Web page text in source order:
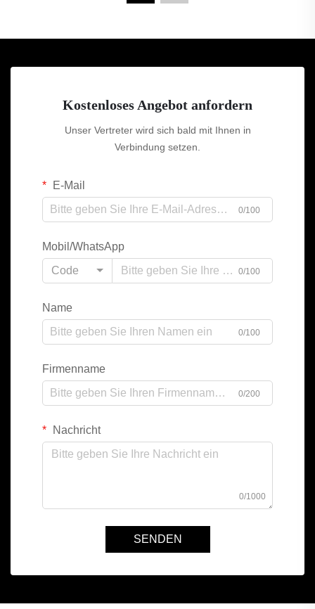
Kostenloses Angebot anfordern
Unser Vertreter wird sich bald mit Ihnen in
Verbindung setzen.
E-Mail
0/100
Mobil/WhatsApp
Code
0/100
Name
0/100
Firmenname
0/200
Nachricht
0/1000
SENDEN